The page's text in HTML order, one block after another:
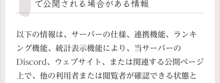
で公開される場合がある情報
以下の情報は、サーバーの仕様、連携機能、ランキ
ング機能、統計表示機能により、当サーバーの
Discord、ウェブサイト、または関連する公開ページ
上で、他の利用者または閲覧者が確認できる状態と